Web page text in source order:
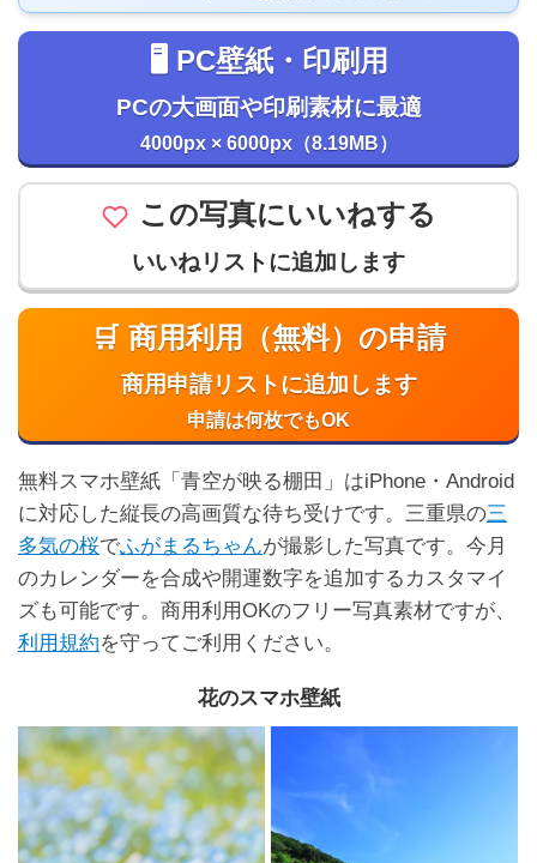
🖥️ PC壁紙・印刷用
PCの大画面や印刷素材に最適
4000px × 6000px（8.19MB）
この写真にいいねする
いいねリストに追加します
🛒 商用利用（無料）の申請
商用申請リストに追加します
申請は何枚でもOK
無料スマホ壁紙「青空が映る棚田」はiPhone・Android
に対応した縦長の高画質な待ち受けです。三重県の三
多気の桜でふがまるちゃんが撮影した写真です。今月
のカレンダーを合成や開運数字を追加するカスタマイ
ズも可能です。商用利用OKのフリー写真素材ですが、
利用規約を守ってご利用ください。
花のスマホ壁紙